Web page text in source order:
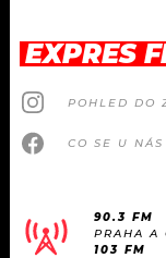
EXPRES
POHLED DO
CO SE U
90.3 FM
PRAHA A
103 FM